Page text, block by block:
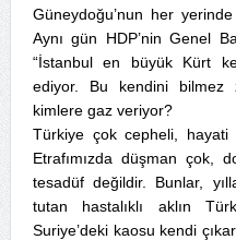
Güneydoğu’nun her
Aynı gün HDP’nin Genel
“İstanbul en büyük Kürt
ediyor. Bu kendini bilmez
kimlere gaz veriyor?
Türkiye çok cepheli, hayati
Etrafımızda düşman çok,
tesadüf değildir. Bunlar,
tutan hastalıklı aklın
Suriye’deki kaosu kendi